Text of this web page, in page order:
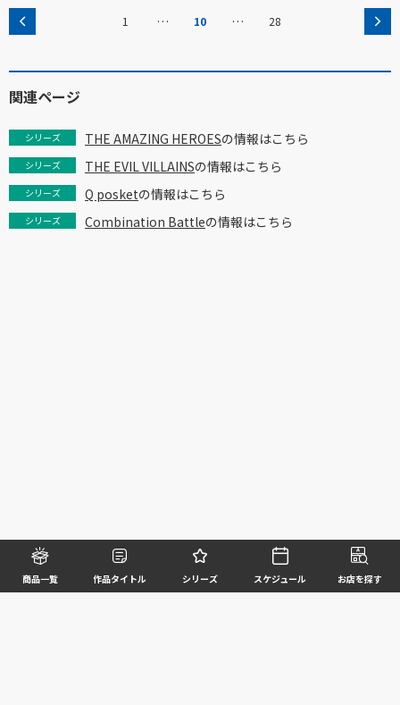
商品一覧 作品タイトル シリーズ スケジュール お店を探す
1 … 10 … 28
関連ページ
シリーズ THE AMAZING HEROESの情報はこちら
シリーズ THE EVIL VILLAINSの情報はこちら
シリーズ Q posketの情報はこちら
シリーズ Combination Battleの情報はこちら